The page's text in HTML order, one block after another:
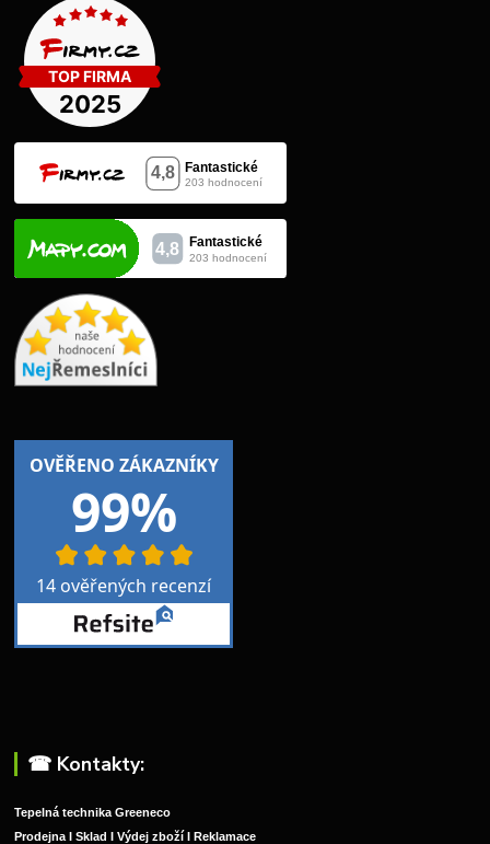
☎︎ Kontakty:
Tepelná technika Greeneco
Prodejna I Sklad I Výdej zboží I Reklamace